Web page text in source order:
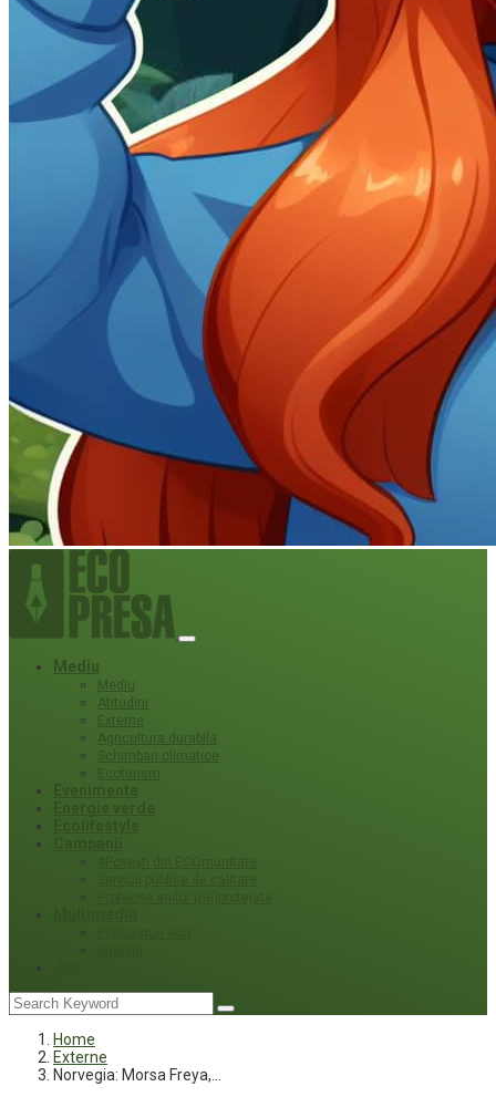
Mediu
Mediu
Atitudini
Externe
Agricultura durabila
Schimbari climatice
Ecoturism
Home
Externe
Norvegia: Morsa Freya,…